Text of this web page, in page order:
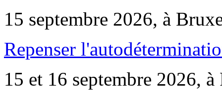
15 septembre 2026, à
Repenser
15 et 16 septembre 2026, à